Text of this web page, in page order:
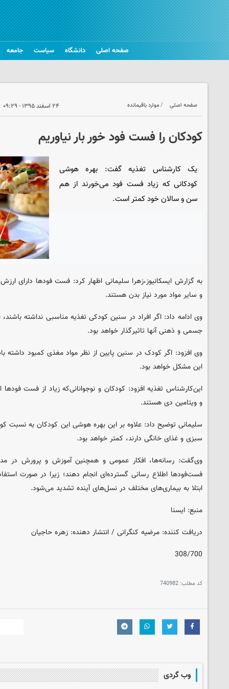
صفحه اصلی دانشگاه سیاست جامعه
صفحه اصلی موارد باقیمانده ۲۴ اسفند ۱۳۹۵ - ۰۹:۲۹
کودکان را فست فود خور بار نیاوریم
یک کارشناس تغذیه‌ گفت: بهره هوشی‌
کودکانی‌ که زیاد فست فود می‌خورند از هم
سن‌ و سالان خود کمتر است.
به گزارش ایسکانیوز،زهرا سلیمانی اظهار کرد: فست فودها دارای ارزش
و سایر مواد مورد نیاز بدن هستند.
وی ادامه داد: اگر افراد در سنین کودکی تغذیه مناسبی نداشته
جسمی و ذهنی آنها تاثیرگذار خواهد بود.
وی افزود: اگر کودک در سنین پایین از نظر مواد مغذی کمبود داشته
این مشکل خواهد بود.
این‌کارشناس تغذیه افزود: کودکان و نوجوانانی‌که زیاد از فست
و ویتامین دی هستند.
سلیمانی توضیح داد: علاوه بر این بهره‌ هوشی این‌ کودکان به نسبت
سبزی و غذای خانگی دارند، کمتر خواهد بود.
وی‌گفت: رسانه‌ها، افکار عمومی و همچنین آموزش و پرورش در
فست‌فودها اطلاع رسانی گسترده‌ای انجام دهند؛ زیرا در صورت
ابتلا به بیماری‌های مختلف در نسل‌های آینده تشدید می‌شود.
منبع: ایسنا
دریافت کننده: مرضیه کنگرانی / انتشار دهنده: زهره حاجیان
308/700
کد مطلب: 740982
وب گردی